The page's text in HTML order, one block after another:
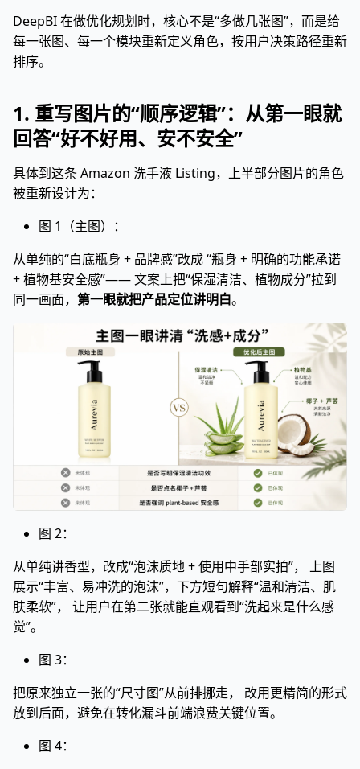
DeepBI 在做优化规划时，核心不是“多做几张图”，而是给
每一张图、每一个模块重新定义角色，按用户决策路径重新
排序。
1. 重写图片的“顺序逻辑”：从第一眼就
回答“好不好用、安不安全”
具体到这条 Amazon 洗手液 Listing，上半部分图片的角色
被重新设计为：
图 1（主图）：
从单纯的“白底瓶身 + 品牌感”改成 “瓶身 + 明确的功能承诺
+ 植物基安全感”—— 文案上把“保湿清洁、植物成分”拉到
同一画面， 第一眼就把产品定位讲明白。
图 2：
从单纯讲香型，改成“泡沫质地 + 使用中手部实拍”， 上图
展示“丰富、易冲洗的泡沫”，下方短句解释“温和清洁、肌
肤柔软”， 让用户在第二张就能直观看到“洗起来是什么感
觉”。
图 3：
把原来独立一张的“尺寸图”从前排挪走， 改用更精简的形式
放到后面，避免在转化漏斗前端浪费关键位置。
图 4：